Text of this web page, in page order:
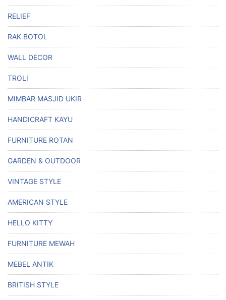
RELIEF
RAK BOTOL
WALL DECOR
TROLI
MIMBAR MASJID UKIR
HANDICRAFT KAYU
FURNITURE ROTAN
GARDEN & OUTDOOR
VINTAGE STYLE
AMERICAN STYLE
HELLO KITTY
FURNITURE MEWAH
MEBEL ANTIK
BRITISH STYLE